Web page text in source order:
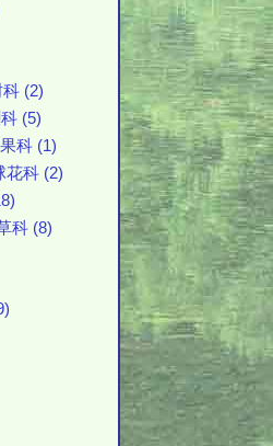
(2)
(5)
科 (1)
花科 (2)
科 (8)